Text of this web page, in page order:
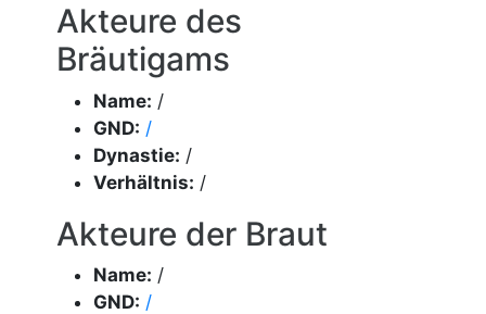
Akteure des
Bräutigams
Name: /
GND: /
Dynastie: /
Verhältnis: /
Akteure der Braut
Name: /
GND: /